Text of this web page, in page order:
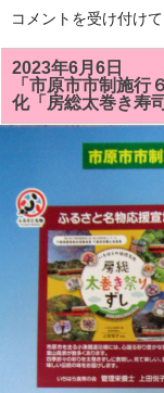
「市
市
市
制
施
行
６
記
念
事
コメントを受け付け
2023年6月6日
「市原市市制施行
化「房総太巻き寿